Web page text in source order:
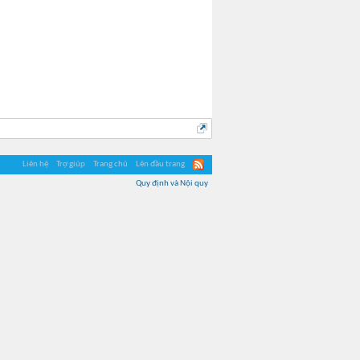
Liên hệ Trợ giúp Trang chủ Lên đầu trang
Quy định và Nội quy